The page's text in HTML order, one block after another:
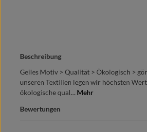
Beschreibung
Geiles Motiv > Qualität > Ökologisch >
unseren Textilien legen wir höchsten
ökologische qual… Mehr
Bewertungen